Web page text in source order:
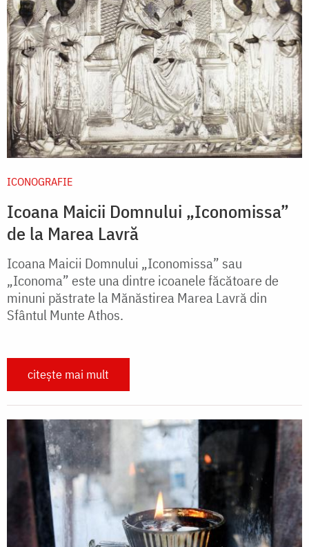
ICONOGRAFIE
Icoana Maicii Domnului „Iconomissa”
de la Marea Lavră
Icoana Maicii Domnului „Iconomissa” sau
„Iconoma” este una dintre icoanele făcătoare de
minuni păstrate la Mănăstirea Marea Lavră din
Sfântul Munte Athos.
citește mai mult